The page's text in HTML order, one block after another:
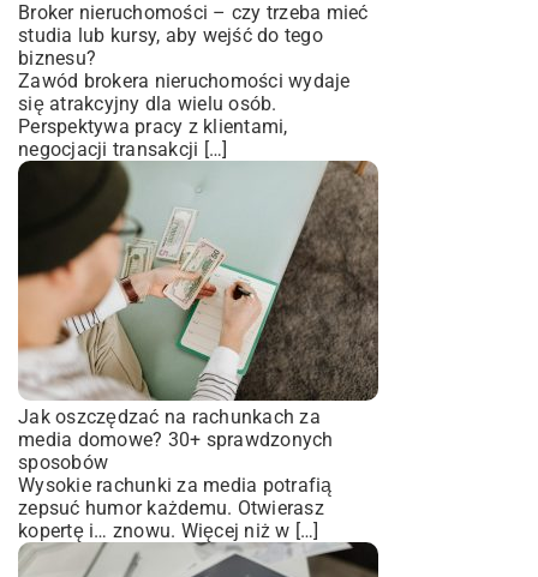
Broker nieruchomości – czy trzeba mieć
studia lub kursy, aby wejść do tego
biznesu?
Zawód brokera nieruchomości wydaje
się atrakcyjny dla wielu osób.
Perspektywa pracy z klientami,
negocjacji transakcji […]
Jak oszczędzać na rachunkach za
media domowe? 30+ sprawdzonych
sposobów
Wysokie rachunki za media potrafią
zepsuć humor każdemu. Otwierasz
kopertę i… znowu. Więcej niż w […]